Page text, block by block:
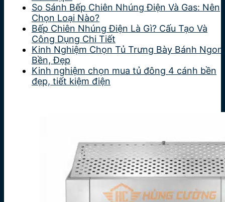
So Sánh Bếp Chiên Nhúng Điện Và Gas: Nên
Chọn Loại Nào?
Bếp Chiên Nhúng Điện Là Gì? Cấu Tạo Và
Công Dụng Chi Tiết
Kinh Nghiệm Chọn Tủ Trưng Bày Bánh Ngon,
Bền, Đẹp
Kinh nghiệm chọn mua tủ đông 4 cánh bền
đẹp, tiết kiệm điện